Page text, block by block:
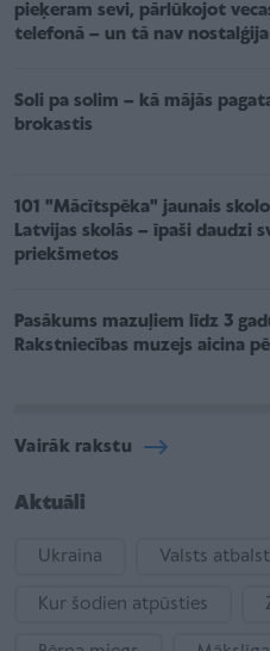
pieķeram sevi, pārlūkojot
telefonā – un tā nav nostalģija
Soli pa solim – kā mājās
brokastis
101 "Mācītspēka" jaunais
Latvijas skolās – īpaši daudzi
priekšmetos
Pasākums mazuļiem līdz 3
Rakstniecības muzejs aicina
Vairāk rakstu
Aktuāli
Ukraina Valsts
Kur šodien atpūsties